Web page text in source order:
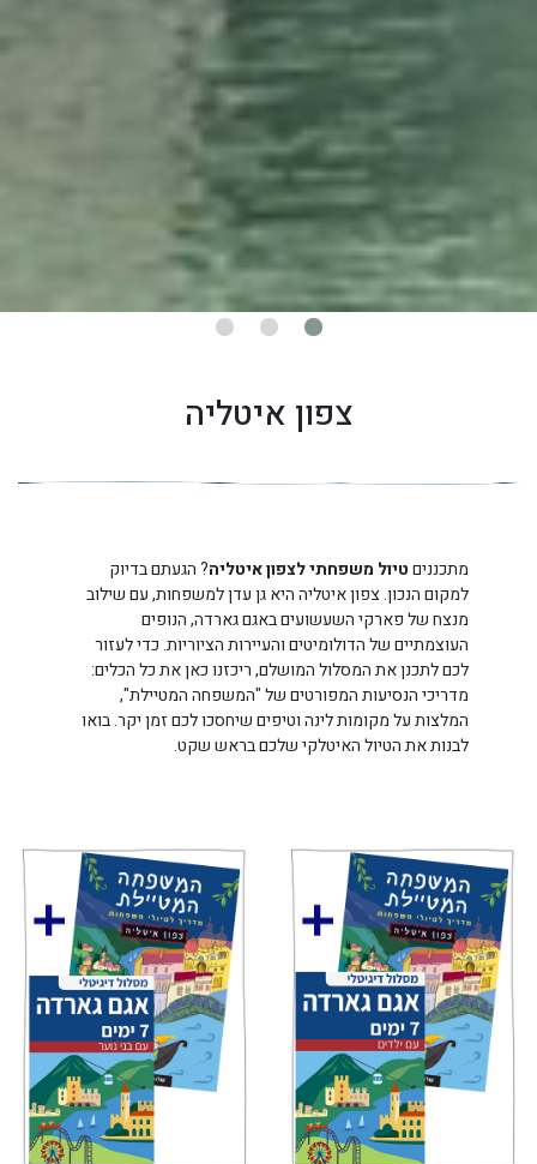
צפון איטליה
מתכנניםטיול משפחתי לצפון איטליה? הגעתם בדיוק
למקום הנכון. צפון איטליה היא גן עדן למשפחות, עם שילוב
מנצח של פארקי השעשועים באגם גארדה, הנופים
העוצמתיים של הדולומיטים והעיירות הציוריות. כדי לעזור
לכם לתכנן את המסלול המושלם, ריכזנו כאן את כל הכלים:
מדריכי הנסיעות המפורטים של "המשפחה המטיילת",
המלצות על מקומות לינה וטיפים שיחסכו לכם זמן יקר. בואו
לבנות את הטיול האיטלקי שלכם בראש שקט.